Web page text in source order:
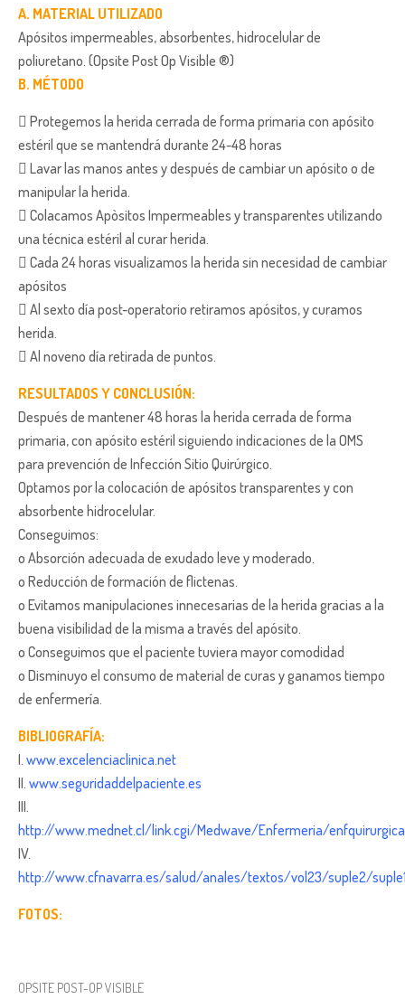
A. MATERIAL UTILIZADO
Apósitos impermeables, absorbentes, hidrocelular de
poliuretano. (Opsite Post Op Visible ®)
B. MÉTODO
 Protegemos la herida cerrada de forma primaria con apósito
estéril que se mantendrá durante 24-48 horas
 Lavar las manos antes y después de cambiar un apósito o de
manipular la herida.
 Colacamos Apòsitos Impermeables y transparentes utilizando
una técnica estéril al curar herida.
 Cada 24 horas visualizamos la herida sin necesidad de cambiar
apósitos
 Al sexto día post-operatorio retiramos apósitos, y curamos
herida.
 Al noveno día retirada de puntos.
RESULTADOS Y CONCLUSIÓN:
Después de mantener 48 horas la herida cerrada de forma
primaria, con apósito estéril siguiendo indicaciones de la OMS
para prevención de Infección Sitio Quirúrgico.
Optamos por la colocación de apósitos transparentes y con
absorbente hidrocelular.
Conseguimos:
o Absorción adecuada de exudado leve y moderado.
o Reducción de formación de flictenas.
o Evitamos manipulaciones innecesarias de la herida gracias a la
buena visibilidad de la misma a través del apósito.
o Conseguimos que el paciente tuviera mayor comodidad
o Disminuyo el consumo de material de curas y ganamos tiempo
de enfermería.
BIBLIOGRAFÍA:
I. www.excelenciaclinica.net
II. www.seguridaddelpaciente.es
III.
http://www.mednet.cl/link.cgi/Medwave/Enfermeria/
IV.
http://www.cfnavarra.es/salud/anales/textos/vol23/suple2/
FOTOS:
OPSITE POST-OP VISIBLE